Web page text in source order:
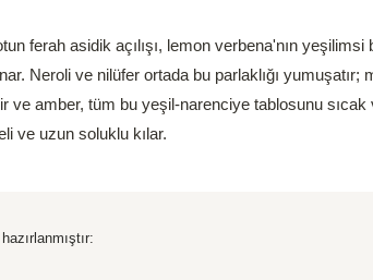
ferah asidik açılışı, lemon verbena'nın
Neroli ve nilüfer ortada bu parlaklığı yumuşatır;
ve amber, tüm bu yeşil-narenciye tablosunu
ve uzun soluklu kılar.